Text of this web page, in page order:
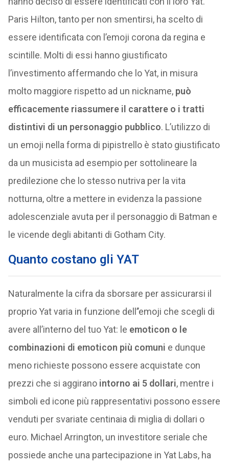
Paris Hilton, tanto per non smentirsi, ha scelto di
essere identificata con l’emoji corona da regina e
scintille. Molti di essi hanno giustificato
l’investimento affermando che lo Yat, in misura
molto maggiore rispetto ad un nickname, può
efficacemente riassumere il carattere o i tratti
distintivi di un personaggio pubblico. L’utilizzo di
un emoji nella forma di pipistrello è stato giustificato
da un musicista ad esempio per sottolineare la
predilezione che lo stesso nutriva per la vita
notturna, oltre a mettere in evidenza la passione
adolescenziale avuta per il personaggio di Batman e
le vicende degli abitanti di Gotham City.
Quanto costano gli YAT
Naturalmente la cifra da sborsare per assicurarsi il
proprio Yat varia in funzione dell’’emoji che scegli di
avere all’interno del tuo Yat: le emoticon o le
combinazioni di emoticon più comuni e dunque
meno richieste possono essere acquistate con
prezzi che si aggirano intorno ai 5 dollari, mentre i
simboli ed icone più rappresentativi possono essere
venduti per svariate centinaia di miglia di dollari o
euro. Michael Arrington, un investitore seriale che
possiede anche una partecipazione in Yat Labs, ha